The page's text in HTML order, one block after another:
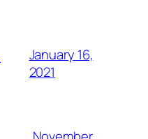
January 16,
2021